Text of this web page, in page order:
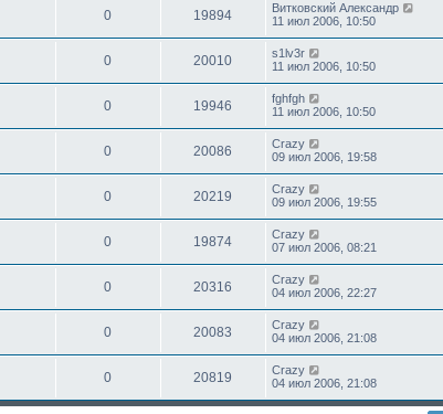
0 19894
Витковский Александр
11 июл 2006, 10:50
0 20010
s1lv3r
11 июл 2006, 10:50
0 19946
fghfgh
11 июл 2006, 10:50
0 20086
Crazy
09 июл 2006, 19:58
0 20219
Crazy
09 июл 2006, 19:55
0 19874
Crazy
07 июл 2006, 08:21
0 20316
Crazy
04 июл 2006, 22:27
0 20083
Crazy
04 июл 2006, 21:08
0 20819
Crazy
04 июл 2006, 21:08